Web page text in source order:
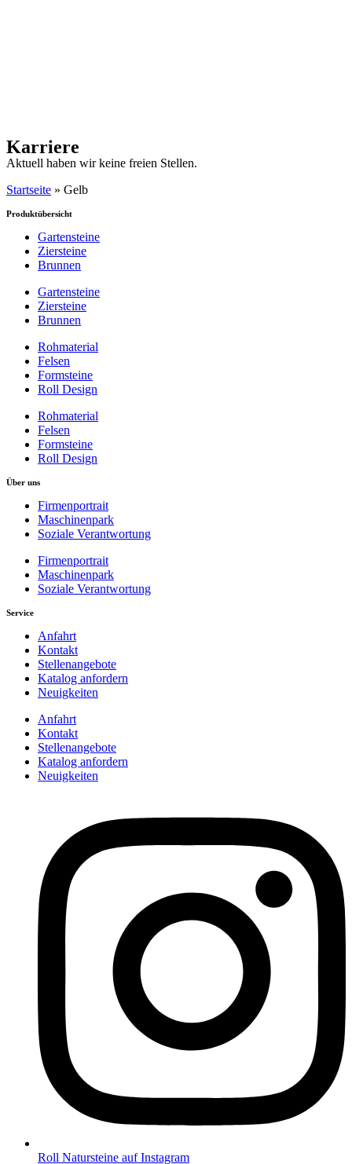
Karriere
Aktuell haben wir keine freien Stellen.
Startseite » Gelb
Produktübersicht
Gartensteine
Ziersteine
Brunnen
Gartensteine
Ziersteine
Brunnen
Rohmaterial
Felsen
Formsteine
Roll Design
Rohmaterial
Felsen
Formsteine
Roll Design
Über uns
Firmenportrait
Maschinenpark
Soziale Verantwortung
Firmenportrait
Maschinenpark
Soziale Verantwortung
Service
Anfahrt
Kontakt
Stellenangebote
Katalog anfordern
Neuigkeiten
Anfahrt
Kontakt
Stellenangebote
Katalog anfordern
Neuigkeiten
Roll Natursteine auf Instagram